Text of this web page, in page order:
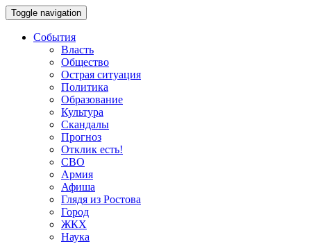
Toggle navigation
События
Власть
Общество
Острая ситуация
Политика
Образование
Культура
Скандалы
Прогноз
Отклик есть!
СВО
Армия
Афиша
Глядя из Ростова
Город
ЖКХ
Наука